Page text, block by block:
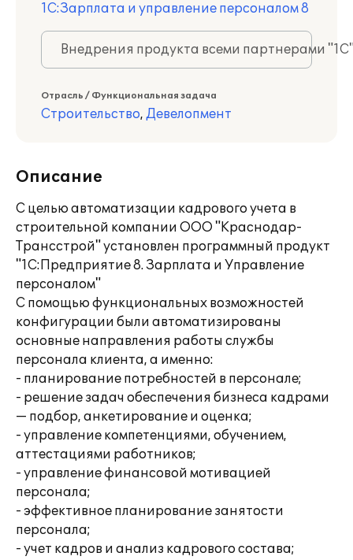
1С:Зарплата и управление персоналом 8
Внедрения продукта всеми партнерами
Отрасль / Функциональная задача
Строительство, Девелопмент
Описание
С целью автоматизации кадрового учета в
строительной компании ООО "Краснодар-
Трансстрой" установлен программный продукт
"1С:Предприятие 8. Зарплата и Управление
персоналом"
С помощью функциональных возможностей
конфигурации были автоматизированы
основные направления работы службы
персонала клиента, а именно:
- планирование потребностей в персонале;
- решение задач обеспечения бизнеса кадрами
— подбор, анкетирование и оценка;
- управление компетенциями, обучением,
аттестациями работников;
- управление финансовой мотивацией
персонала;
- эффективное планирование занятости
персонала;
- учет кадров и анализ кадрового состава;